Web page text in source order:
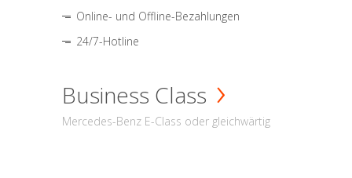
Online- und Offline-Bezahlungen
24/7-Hotline
Business Class
Mercedes-Benz E-Class oder gleichwärtig